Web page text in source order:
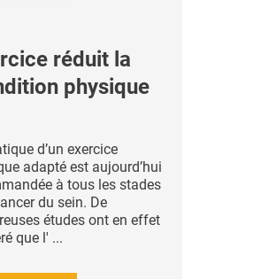
réduit la
physique
d’un exercice
adapté est aujourd’hui
à tous les stades
du sein. De
études ont en effet
que l' ...